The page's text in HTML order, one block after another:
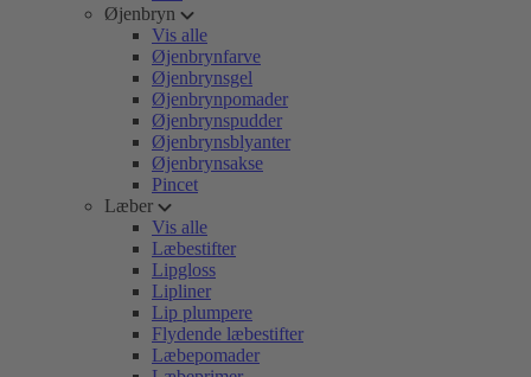
Øjenbryn
Vis alle
Øjenbrynfarve
Øjenbrynsgel
Øjenbrynpomader
Øjenbrynspudder
Øjenbrynsblyanter
Øjenbrynsakse
Pincet
Læber
Vis alle
Læbestifter
Lipgloss
Lipliner
Lip plumpere
Flydende læbestifter
Læbepomader